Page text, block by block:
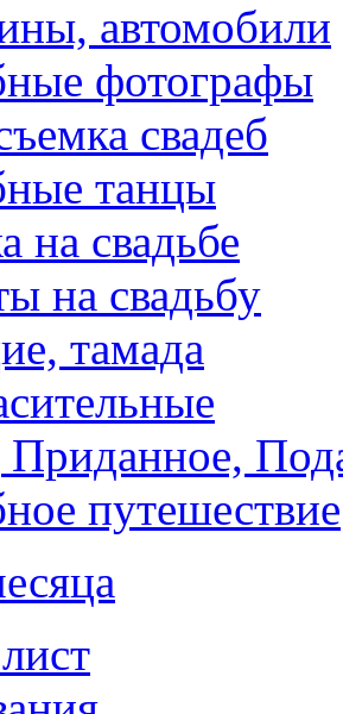
автомобили
фотографы
свадеб
танцы
на свадьбе
на свадьбу
тамада
Приданное,
путешествие